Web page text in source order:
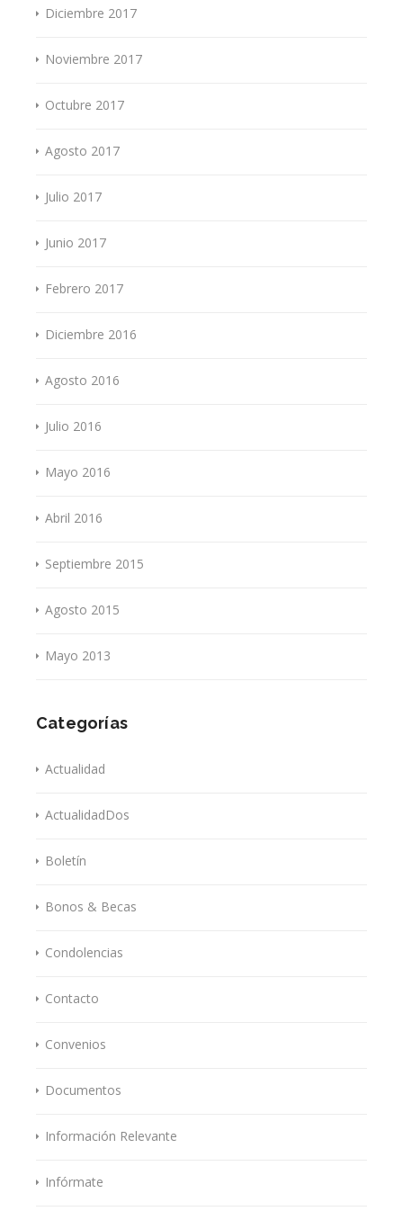
Diciembre 2017
Noviembre 2017
Octubre 2017
Agosto 2017
Julio 2017
Junio 2017
Febrero 2017
Diciembre 2016
Agosto 2016
Julio 2016
Mayo 2016
Abril 2016
Septiembre 2015
Agosto 2015
Mayo 2013
Categorías
Actualidad
ActualidadDos
Boletín
Bonos & Becas
Condolencias
Contacto
Convenios
Documentos
Información Relevante
Infórmate